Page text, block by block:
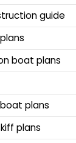
guide
boat plans
plans
plans